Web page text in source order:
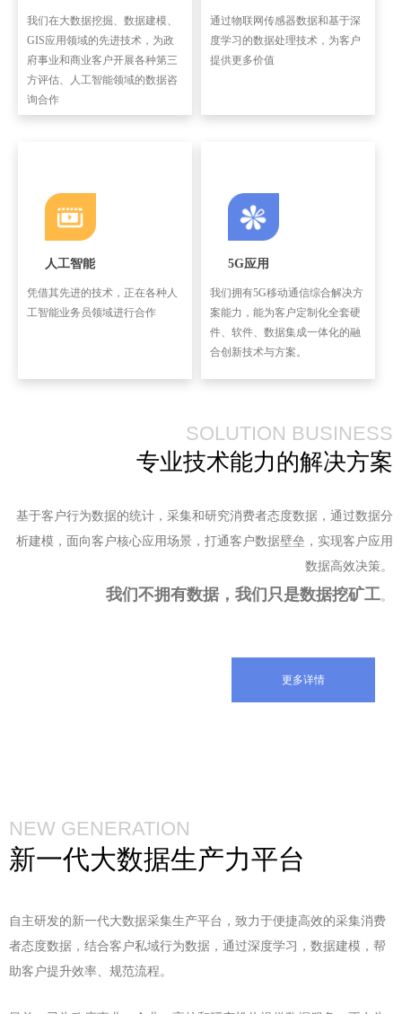
SOLUTION BUSINESS
专业技术能力的解决方案
基于客户行为数据的统计，采集和研究消费者态度数据，通过数据分
析建模，面向客户核心应用场景，打通客户数据壁垒，实现客户应用
数据高效决策。
我们不拥有数据，我们只是数据挖矿工。
更多详情
我们在大数据挖掘、数据建模、
GIS应用领域的先进技术，为政
府事业和商业客户开展各种第三
方评估、人工智能领域的数据咨
询合作
人工智能
凭借其先进的技术，正在各种人
工智能业务员领域进行合作
通过物联网传感器数据和基于深
度学习的数据处理技术，为客户
提供更多价值
5G应用
我们拥有5G移动通信综合解决方
案能力，能为客户定制化全套硬
件、软件、数据集成一体化的融
合创新技术与方案。
新一代大数据生产力平台
NEW GENERATION
自主研发的新一代大数据采集生产平台，致力于便捷高效的采集消费
者态度数据，结合客户私域行为数据，通过深度学习，数据建模，帮
助客户提升效率、规范流程。